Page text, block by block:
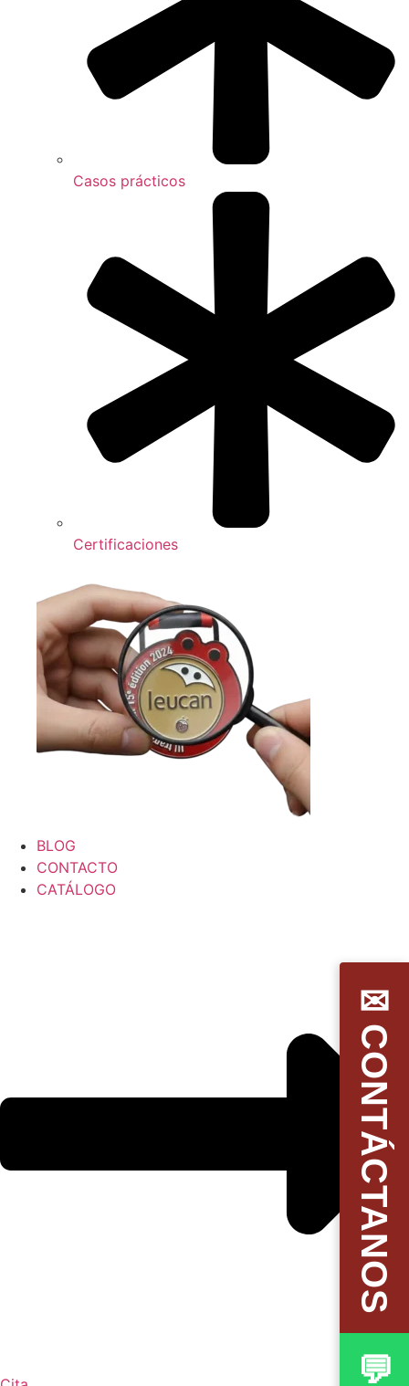
Casos prácticos
Certificaciones
BLOG
CONTACTO
CATÁLOGO
✉CONTÁCTANOS